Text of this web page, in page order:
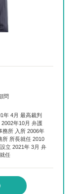
問
年 4月 最高裁判
年10月 弁護
務所 入所 2006年
所 所長就任 2010
立 2021年 3月 弁
任